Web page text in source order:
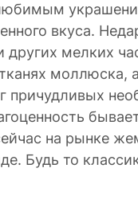
вкуса.
мелких
причудливых
на рынке
Будь то